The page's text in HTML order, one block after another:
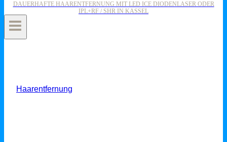
DAUERHAFTE HAARENTFERNUNG MIT LED ICE DIODENLASER ODER
IPL+RF / SHR IN KASSEL
Haarentfernung